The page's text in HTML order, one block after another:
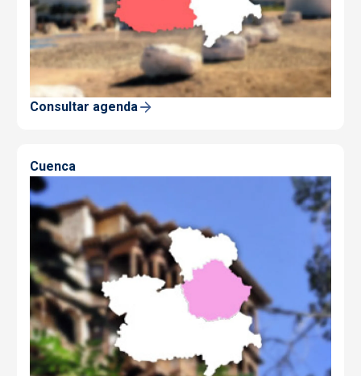
Consultar agenda
Cuenca